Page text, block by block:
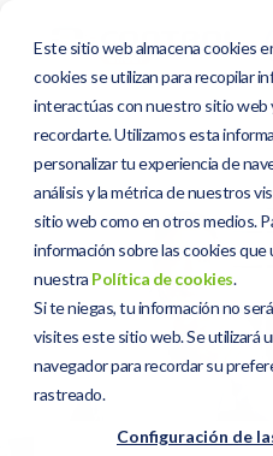
Este sitio web almacena cookies
cookies se utilizan para recopilar
interactúas con nuestro sitio web
recordarte. Utilizamos esta
personalizar tu experiencia de
análisis y la métrica de nuestros
sitio web como en otros medios.
información sobre las cookies que
nuestra Política de cookies.
Si te niegas, tu información no
visites este sitio web. Se utilizará
navegador para recordar su
rastreado.
Configuración de